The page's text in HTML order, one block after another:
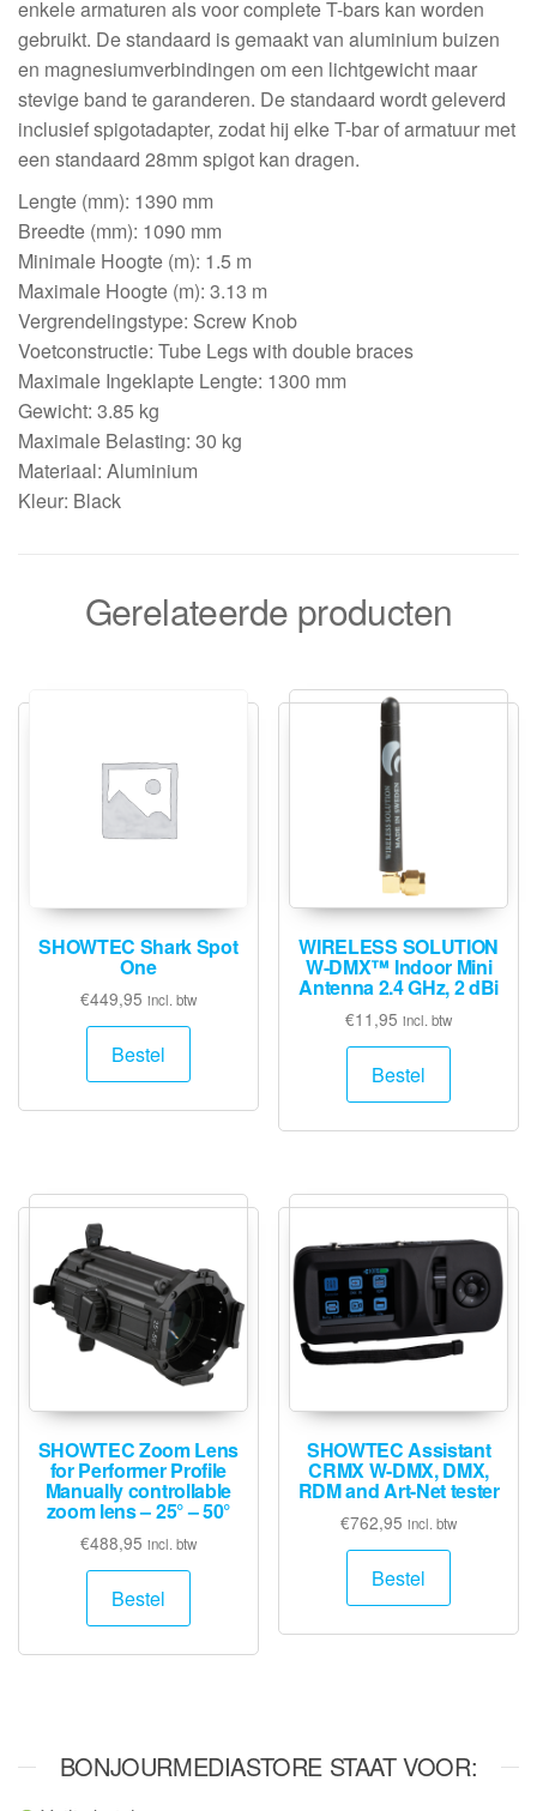
enkele armaturen als voor complete T-bars kan worden
gebruikt. De standaard is gemaakt van aluminium buizen
en magnesiumverbindingen om een lichtgewicht maar
stevige band te garanderen. De standaard wordt geleverd
inclusief spigotadapter, zodat hij elke T-bar of armatuur met
een standaard 28mm spigot kan dragen.
Lengte (mm): 1390 mm
Breedte (mm): 1090 mm
Minimale Hoogte (m): 1.5 m
Maximale Hoogte (m): 3.13 m
Vergrendelingstype: Screw Knob
Voetconstructie: Tube Legs with double braces
Maximale Ingeklapte Lengte: 1300 mm
Gewicht: 3.85 kg
Maximale Belasting: 30 kg
Materiaal: Aluminium
Kleur: Black
Gerelateerde producten
SHOWTEC Shark Spot
One
€449,95 incl. btw
Bestel
WIRELESS SOLUTION
W-DMX™ Indoor Mini
Antenna 2.4 GHz, 2 dBi
€11,95 incl. btw
Bestel
SHOWTEC Zoom Lens
for Performer Profile
Manually controllable
zoom lens – 25° – 50°
€488,95 incl. btw
Bestel
SHOWTEC Assistant
CRMX W-DMX, DMX,
RDM and Art-Net tester
€762,95 incl. btw
Bestel
BONJOURMEDIASTORE STAAT VOOR: